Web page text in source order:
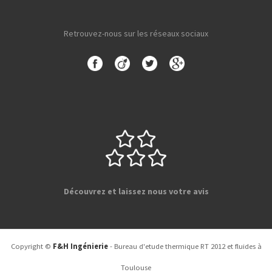
Retrouvez-nous sur les réseaux sociaux
Découvrez et laissez nous votre avis
Copyright © F&H Ingénierie- Bureau d'etude thermique RT 2012 et fluides à
Toulouse